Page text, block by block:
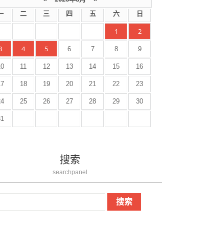
二 三 四 五 六 日
1
2
4 5 6 7 8 9
11 12 13 14 15 16
18 19 20 21 22 23
25 26 27 28 29 30
搜索
searchpanel